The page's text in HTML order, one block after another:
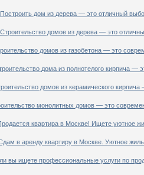
Построить дом из дерева — это отличный
Строительство домов из дерева — это
домов из газобетона — это
дома из полнотелого кирпича —
домов из керамического
монолитных домов — это
квартира в Москве! Ищете уютное
в аренду квартиру в Москве. Уютное
вы ищете профессиональные услуги по